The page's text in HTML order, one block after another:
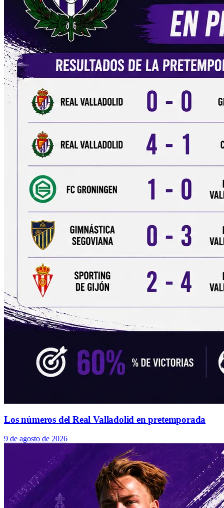
Los números del Real Valladolid en pretemporada
9 de agosto de 2026